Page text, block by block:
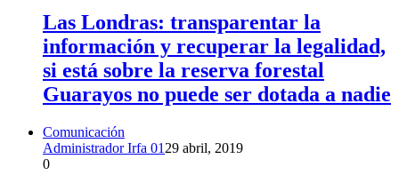
Las Londras: transparentar la
información y recuperar la legalidad,
si está sobre la reserva forestal
Guarayos no puede ser dotada a nadie
Comunicación
Administrador Irfa 01 29 abril, 2019
0